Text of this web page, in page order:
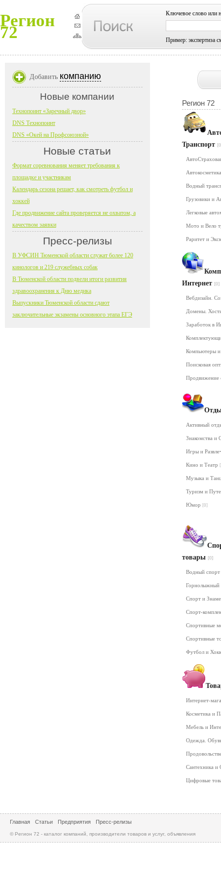
Регион
72
Ключевое слово или
Пример: экспертиза
Регион 72
Транспорт
Водный
Грузовики и
Легковые
Мото и Вело
Раритет и
Интернет [0]
Вебдизайн.
Домены.
Заработок в
Компьютеры
Поисковая
Продвижение
Активный
Знакомства и
Игры и
Кино и Театр
Музыка и
Туризм и
Юмор [0]
товары [0]
Водный спорт
Горнолыжный
Спорт и
Спорт-
Спортивные
Спортивные
Футбол и
Интернет-
Косметика и
Мебель и
Одежда.
Сантехника и
Цифровые
Добавить компанию
Новые компании
Технопоинт «Заречный двор»
DNS Технопоинт
DNS «Окей на Профсоюзной»
Новые статьи
Формат соревнования меняет требования к
площадке и участникам
Календарь сезона решает, как смотреть футбол и
хоккей
Где продвижение сайта проверяется не охватом, а
качеством заявки
Пресс-релизы
В УФСИН Тюменской области служат более 120
кинологов и 219 служебных собак
В Тюменской области подвели итоги развития
здравоохранения к Дню медика
Выпускники Тюменской области сдают
заключительные экзамены основного этапа ЕГЭ
Главная Статьи Предприятия Пресс-релизы
© Регион 72 - каталог компаний, производители товаров и услуг, объявления